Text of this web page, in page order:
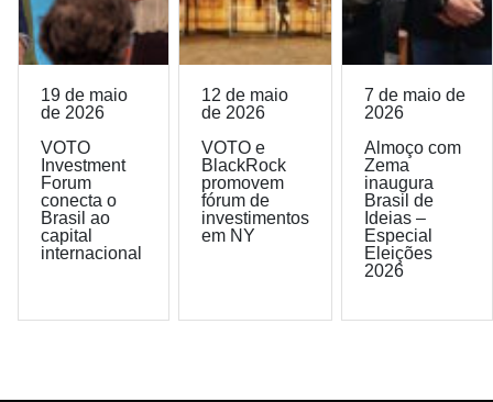
19 de maio
de 2026
VOTO
Investment
Forum
conecta o
Brasil ao
capital
internacional
12 de maio
de 2026
VOTO e
BlackRock
promovem
fórum de
investimentos
em NY
7 de maio de
2026
Almoço com
Zema
inaugura
Brasil de
Ideias –
Especial
Eleições
2026